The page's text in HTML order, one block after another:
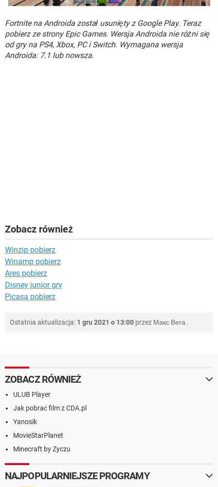
Fortnite na Androida został usunięty z Google Play. Teraz
pobierz ze strony Epic Games. Wersja Androida nie różni się
od gry na PS4, Xbox, PC i Switch. Wymagana wersja
Androida: 7.1 lub nowsza.
Zobacz również
Winzip pobierz
Winamp pobierz
Ares pobierz
Disney junior gry
Picasa pobierz
Ostatnia aktualizacja: 1 gru 2021 o 13:00 przez Макс Вега .
ZOBACZ RÓWNIEŻ
ULUB Player
Jak pobrać film z CDA.pl
Yanosik
MovieStarPlanet
Minecraft by Zyczu
NAJPOPULARNIEJSZE PROGRAMY